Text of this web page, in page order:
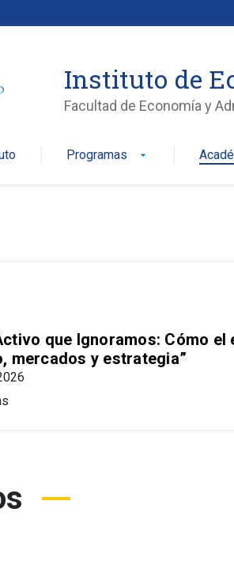
Instituto de
Facultad de Economía y
Programas arrow_drop_down
que Ignoramos: Cómo el
mercados y estrategia”